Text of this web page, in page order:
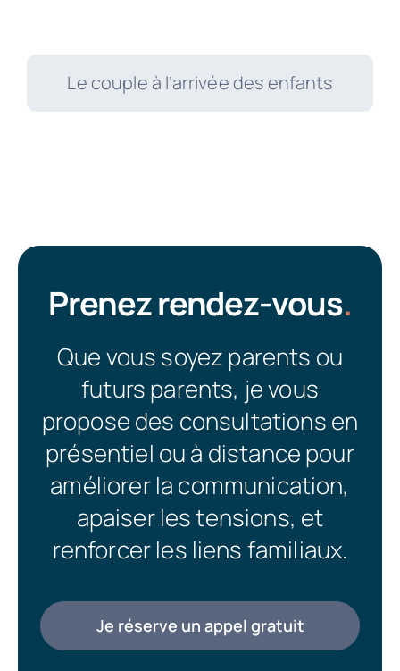
Le couple à l’arrivée des enfants
Prenez rendez-vous.
Que vous soyez parents ou
futurs parents, je vous
propose des consultations en
présentiel ou à distance pour
améliorer la communication,
apaiser les tensions, et
renforcer les liens familiaux.
Je réserve un appel gratuit